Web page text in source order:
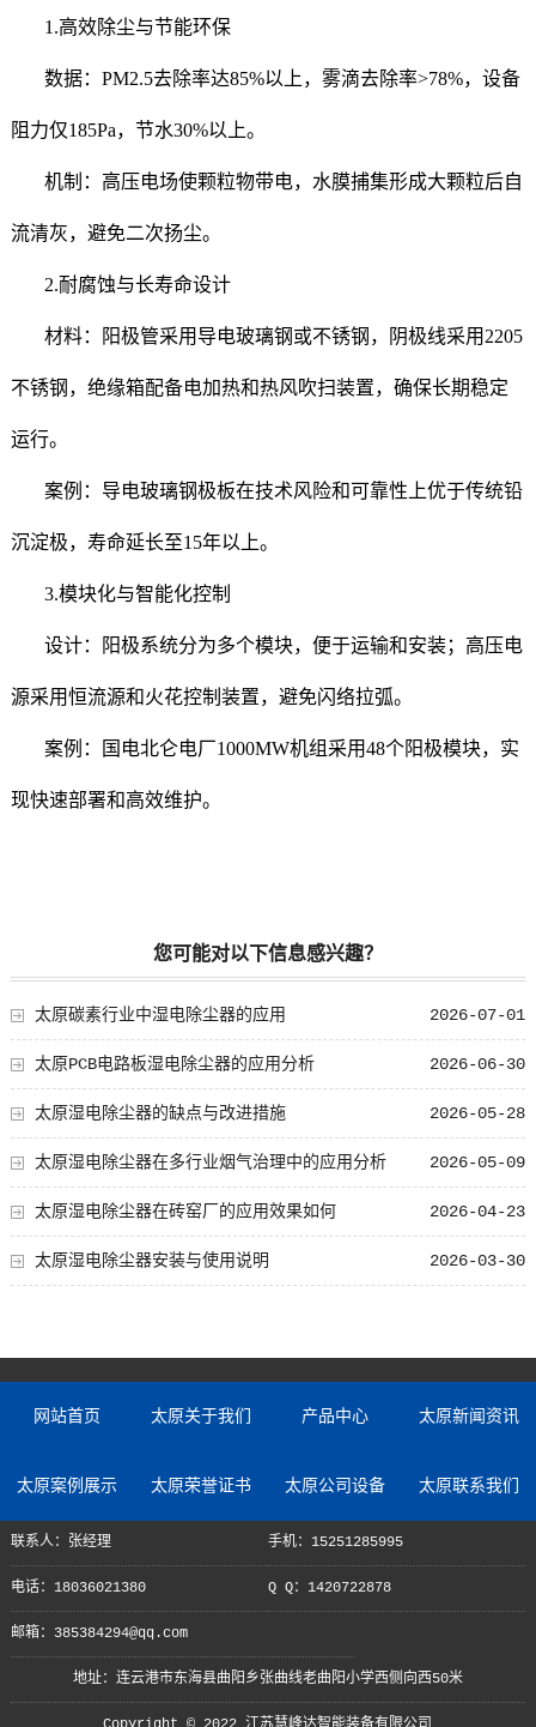
1.高效除尘与节能环保
数据：PM2.5去除率达85%以上，雾滴去除率>78%，设备
阻力仅185Pa，节水30%以上。
机制：高压电场使颗粒物带电，水膜捕集形成大颗粒后自
流清灰，避免二次扬尘。
2.耐腐蚀与长寿命设计
材料：阳极管采用导电玻璃钢或不锈钢，阴极线采用2205
不锈钢，绝缘箱配备电加热和热风吹扫装置，确保长期稳定
运行。
案例：导电玻璃钢极板在技术风险和可靠性上优于传统铅
沉淀极，寿命延长至15年以上。
3.模块化与智能化控制
设计：阳极系统分为多个模块，便于运输和安装；高压电
源采用恒流源和火花控制装置，避免闪络拉弧。
案例：国电北仑电厂1000MW机组采用48个阳极模块，实
现快速部署和高效维护。
您可能对以下信息感兴趣？
2026-07-01
太原碳素行业中湿电除尘器的应用
2026-06-30
太原PCB电路板湿电除尘器的应用分析
2026-05-28
太原湿电除尘器的缺点与改进措施
2026-05-09
太原湿电除尘器在多行业烟气治理中的应用分析
2026-04-23
太原湿电除尘器在砖窑厂的应用效果如何
2026-03-30
太原湿电除尘器安装与使用说明
网站首页 太原关于我们 产品中心 太原新闻资讯
太原案例展示 太原荣誉证书 太原公司设备 太原联系我们
联系人：张经理 手机：15251285995
电话：18036021380 Q Q：1420722878
邮箱：385384294@qq.com
地址：连云港市东海县曲阳乡张曲线老曲阳小学西侧向西50米